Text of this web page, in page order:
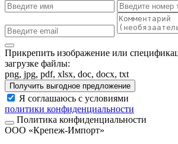
Прикрепить изображение или
загрузке файлы:
png, jpg, pdf, xlsx, doc, docx, txt
Получить выгодное предложение
Я соглашаюсь с условиями
политики конфиденциальности
Политика конфиденциальности
ООО «Крепеж-Импорт»